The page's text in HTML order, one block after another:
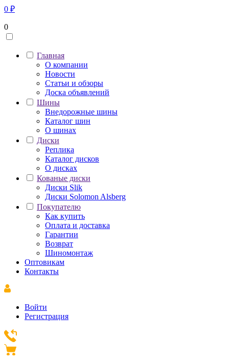
0 ₽
0
Главная
О компании
Новости
Статьи и обзоры
Доска объявлений
Шины
Внедорожные шины
Каталог шин
О шинах
Диски
Реплика
Каталог дисков
О дисках
Кованые диски
Диски Slik
Диски Solomon Alsberg
Покупателю
Как купить
Оплата и доставка
Гарантии
Возврат
Шиномонтаж
Оптовикам
Контакты
Войти
Регистрация